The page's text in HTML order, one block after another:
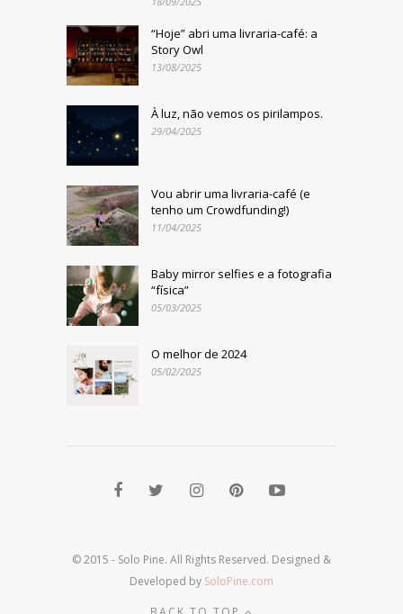
“Hoje” abri uma livraria-café: a
Story Owl
13/08/2025
À luz, não vemos os pirilampos.
29/04/2025
Vou abrir uma livraria-café (e
tenho um Crowdfunding!)
11/04/2025
Baby mirror selfies e a fotografia
“física”
05/03/2025
O melhor de 2024
05/02/2025
© 2015 - Solo Pine. All Rights Reserved. Designed &
Developed by SoloPine.com